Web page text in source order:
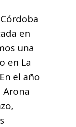
en
una
en La
el año
Arona